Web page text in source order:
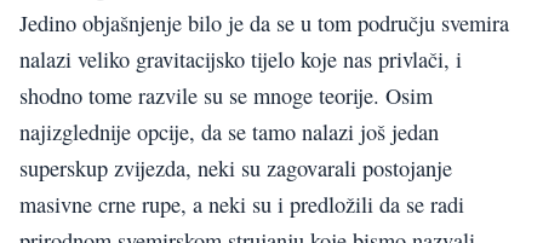
Jedino objašnjenje bilo je da se u tom području svemira
nalazi veliko gravitacijsko tijelo koje nas privlači, i
shodno tome razvile su se mnoge teorije. Osim
najizglednije opcije, da se tamo nalazi još jedan
superskup zvijezda, neki su zagovarali postojanje
masivne crne rupe, a neki su i predložili da se radi